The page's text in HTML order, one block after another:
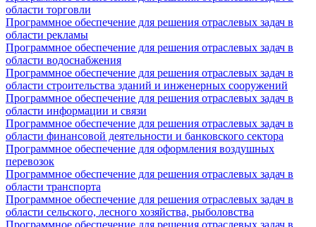
области торговли
Программное обеспечение для решения отраслевых задач в
области рекламы
Программное обеспечение для решения отраслевых задач в
области водоснабжения
Программное обеспечение для решения отраслевых задач в
области строительства зданий и инженерных сооружений
Программное обеспечение для решения отраслевых задач в
области информации и связи
Программное обеспечение для решения отраслевых задач в
области финансовой деятельности и банковского сектора
Программное обеспечение для оформления воздушных
перевозок
Программное обеспечение для решения отраслевых задач в
области транспорта
Программное обеспечение для решения отраслевых задач в
области сельского, лесного хозяйства, рыболовства
Программное обеспечение для решения отраслевых задач в